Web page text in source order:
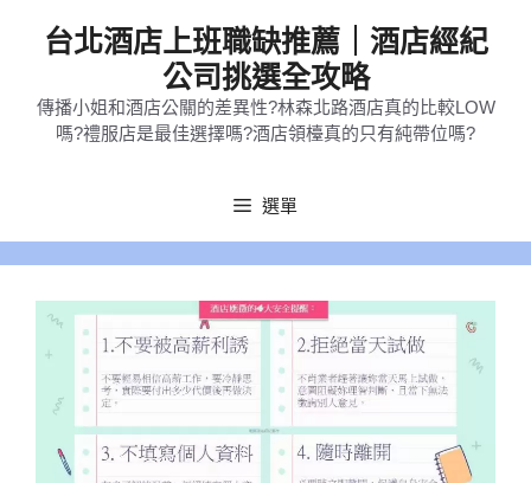
台北酒店上班職缺推薦｜酒店經紀
公司挑選全攻略
傳播小姐和酒店公關的差異性?林森北路酒店真的比較LOW
嗎?禮服店是最佳選擇嗎?酒店領檯真的只有純帶位嗎?
選單